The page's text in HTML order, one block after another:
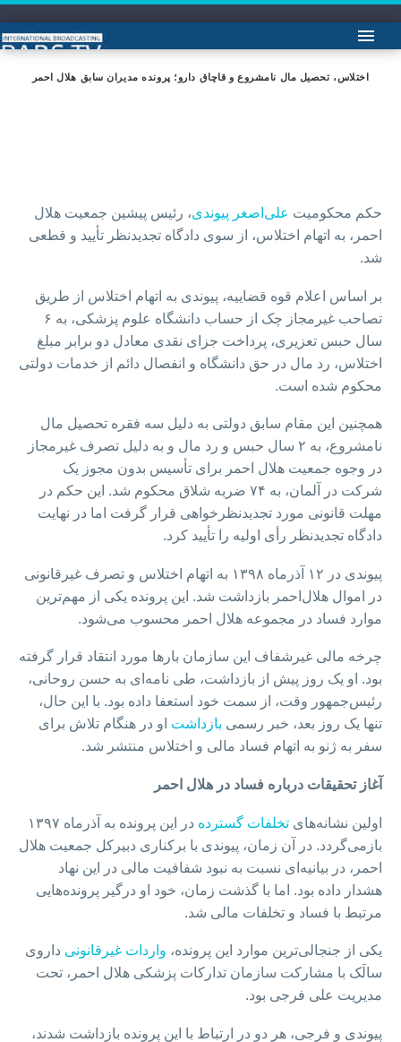
اختلاس، تحصیل مال نامشروع و قاچاق دارو؛ پرونده مدیران سابق هلال احمر
حکم محکومیت علی‌اصغر پیوندی، رئیس پیشین جمعیت هلال
احمر، به اتهام اختلاس، از سوی دادگاه تجدیدنظر تأیید و قطعی
شد.
بر اساس اعلام قوه قضاییه، پیوندی به اتهام اختلاس از طریق
تصاحب غیرمجاز چک از حساب دانشگاه علوم پزشکی، به ۶
سال حبس تعزیری، پرداخت جزای نقدی معادل دو برابر مبلغ
اختلاس، رد مال در حق دانشگاه و انفصال دائم از خدمات دولتی
محکوم شده است.
همچنین این مقام سابق دولتی به دلیل سه فقره تحصیل مال
نامشروع، به ۲ سال حبس و رد مال و به دلیل تصرف غیرمجاز
در وجوه جمعیت هلال احمر برای تأسیس بدون مجوز یک
شرکت در آلمان، به ۷۴ ضربه شلاق محکوم شد. این حکم در
مهلت قانونی مورد تجدیدنظرخواهی قرار گرفت اما در نهایت
دادگاه تجدیدنظر رأی اولیه را تأیید کرد.
پیوندی در ۱۲ آذرماه ۱۳۹۸ به اتهام اختلاس و تصرف غیرقانونی
در اموال هلال‌احمر بازداشت شد. این پرونده یکی از مهم‌ترین
موارد فساد در مجموعه هلال احمر محسوب می‌شود.
چرخه مالی غیرشفاف این سازمان بارها مورد انتقاد قرار گرفته
بود. او یک روز پیش از بازداشت، طی نامه‌ای به حسن روحانی،
رئیس‌جمهور وقت، از سمت خود استعفا داده بود. با این حال،
تنها یک روز بعد، خبر رسمی بازداشت او در هنگام تلاش برای
سفر به ژنو به اتهام فساد مالی و اختلاس منتشر شد.
آغاز تحقیقات درباره فساد در هلال احمر
اولین نشانه‌های تخلفات گسترده
در این پرونده به آذرماه ۱۳۹۷
بازمی‌گردد. در آن زمان، پیوندی با برکناری دبیرکل جمعیت هلال
احمر، در بیانیه‌ای نسبت به نبود شفافیت مالی در این نهاد
هشدار داده بود. اما با گذشت زمان، خود او درگیر پرونده‌هایی
مرتبط با فساد و تخلفات مالی شد.
یکی از جنجالی‌ترین موارد این پرونده، واردات غیرقانونی داروی
سالَک با مشارکت سازمان تدارکات پزشکی هلال احمر، تحت
مدیریت علی فرجی بود.
پیوندی و فرجی، هر دو در ارتباط با این پرونده بازداشت شدند،